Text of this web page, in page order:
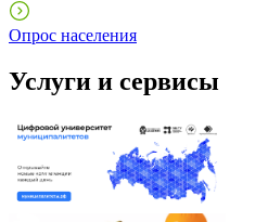
Опрос населения
Услуги и сервисы